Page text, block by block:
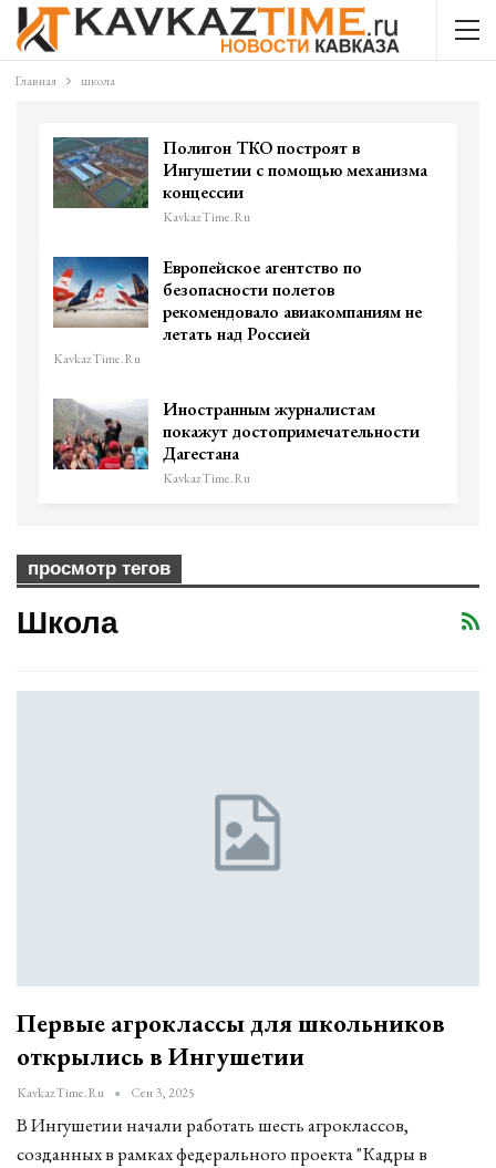
Главная школа
Полигон ТКО построят в
Ингушетии с помощью механизма
концессии
KavkazTime.ru
Европейское агентство по
безопасности полетов
рекомендовало авиакомпаниям не
летать над Россией
KavkazTime.ru
Иностранным журналистам
покажут достопримечательности
Дагестана
KavkazTime.ru
просмотр тегов
Школа
Первые агроклассы для школьников
открылись в Ингушетии
KavkazTime.ru Сен 3, 2025
В Ингушетии начали работать шесть агроклассов,
созданных в рамках федерального проекта "Кадры в